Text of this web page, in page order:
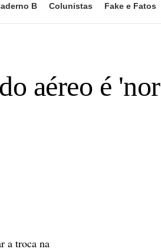
B Colunistas Fake e Fatos
aéreo é
a troca na